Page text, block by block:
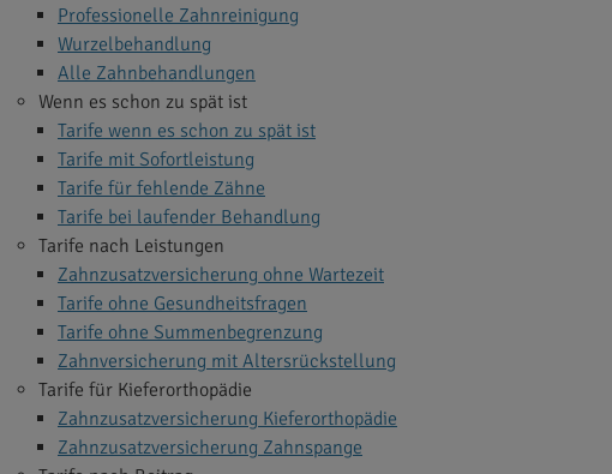
Professionelle Zahnreinigung
Wurzelbehandlung
Alle Zahnbehandlungen
Wenn es schon zu spät ist
Tarife wenn es schon zu spät ist
Tarife mit Sofortleistung
Tarife für fehlende Zähne
Tarife bei laufender Behandlung
Tarife nach Leistungen
Zahnzusatzversicherung ohne Wartezeit
Tarife ohne Gesundheitsfragen
Tarife ohne Summenbegrenzung
Zahnversicherung mit Altersrückstellung
Tarife für Kieferorthopädie
Zahnzusatzversicherung Kieferorthopädie
Zahnzusatzversicherung Zahnspange